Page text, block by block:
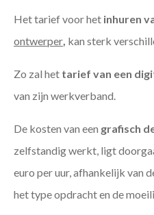
Het tarief voor het inhuren
ontwerper kan sterk
Zo zal het tarief van een
van zijn werkverband.
De kosten van een grafisch
zelfstandig werkt, ligt
euro per uur, afhankelijk van
het type opdracht en de